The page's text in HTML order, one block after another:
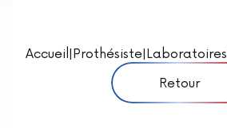
Accueil Prothésiste Laboratoires
Retour